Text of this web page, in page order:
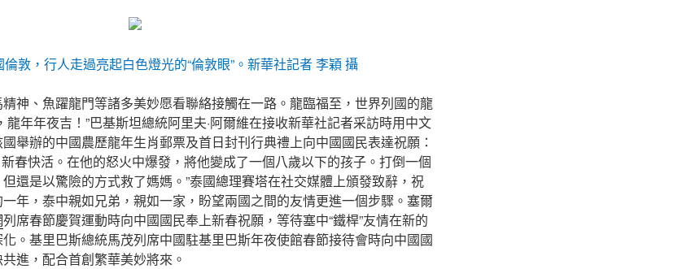
敦，行人走過亮起白色燈光的“倫敦眼”。 新華社記者 李穎 攝
神、魚躍龍門等諸多美妙愿看聯絡接觸在一路。龍臨福至，世界列國的龍
龍年年夜吉！”巴基斯坦總統阿里夫·阿爾維在接收新華社記者采訪時用中文
舉辦的中國農歷龍年生肖郵票及首日封刊行典禮上向中國國民表達祝願：
新春快活。在他的怒火中爆發，將他變成了一個八歲以下的孩子。打倒一個
還是以驚險的方式救了媽媽。”泰國總理賽塔在社交媒體上頒發致辭，祝
年，泰中親如兄弟，親如一家，盼望兩國之間的友情更進一個步驟。塞爾
列席春節慶賀運動時向中國國民奉上新春祝願，等待塞中“鐵桿”友情在新的
。基里巴斯總統馬茂列席中國駐基里巴斯年夜使館春節接待會時向中國國
進，配合首創繁華美妙將來。